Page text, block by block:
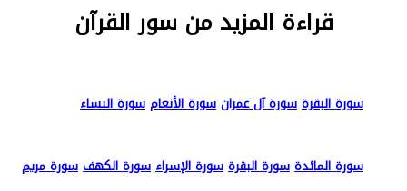
قراءة المزيد من سور القرآن
سورة البقرة سورة آل عمران سورة الأنعام سورة النساء
سورة المائدة سورة البقرة سورة الإسراء سورة الكهف سورة مريم